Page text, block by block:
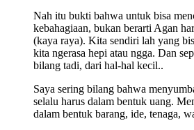
Nah itu bukti bahwa untuk bisa
kebahagiaan, bukan berarti Agan
(kaya raya). Kita sendiri lah yang
kita ngerasa hepi atau ngga. Dan
bilang tadi, dari hal-hal kecil..
Saya sering bilang bahwa
selalu harus dalam bentuk uang.
dalam bentuk barang, ide, tenaga,